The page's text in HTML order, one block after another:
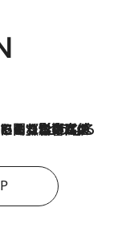
いつまで続く？《エネルギー専門家に聞く“どうなる日本の暮らし”》